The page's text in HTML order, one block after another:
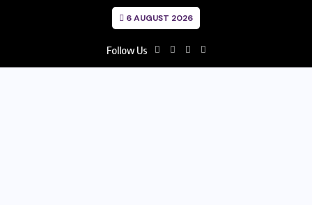
6 AUGUST 2026
Follow Us